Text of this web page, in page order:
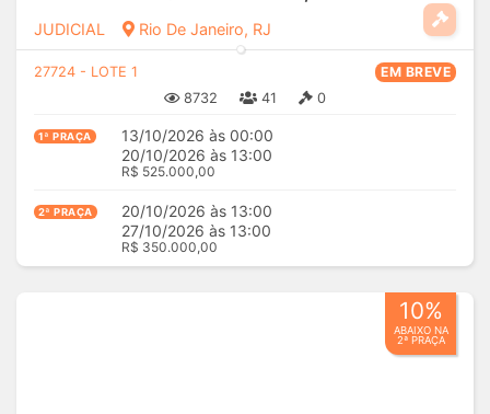
JUDICIAL Rio De Janeiro, RJ
27724 - LOTE 1
EM BREVE
8732
41 0
1ª PRAÇA
13/10/2026 às 00:00
20/10/2026 às 13:00
R$ 525.000,00
2ª PRAÇA
20/10/2026 às 13:00
27/10/2026 às 13:00
R$ 350.000,00
10%
ABAIXO NA
2ª PRAÇA